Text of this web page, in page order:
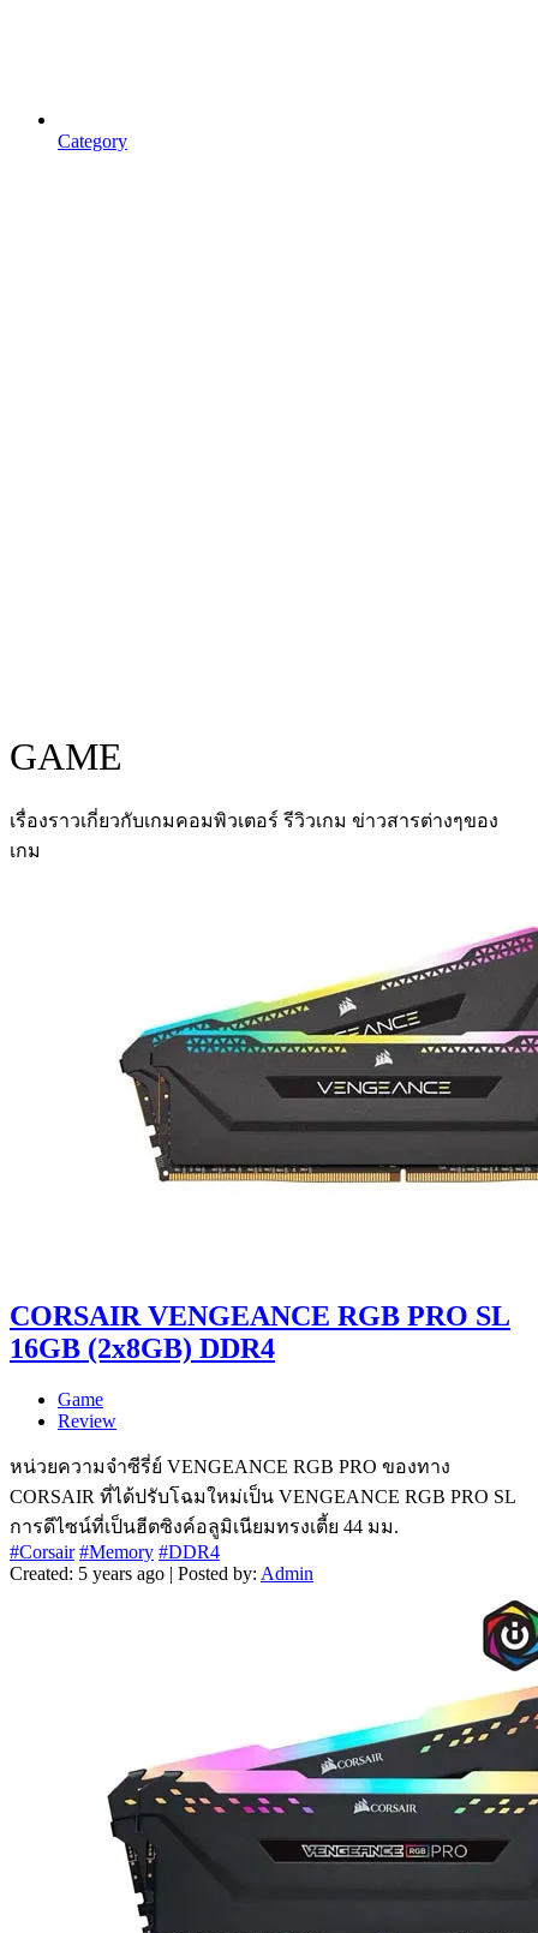
Category
GAME
เรื่องราวเกี่ยวกับเกมคอมพิวเตอร์ รีวิวเกม ข่าวสารต่างๆของ
เกม
CORSAIR VENGEANCE RGB PRO SL
16GB (2x8GB) DDR4
Game
Review
หน่วยความจำซีรี่ย์ VENGEANCE RGB PRO ของทาง
CORSAIR ที่ได้ปรับโฉมใหม่เป็น VENGEANCE RGB PRO SL
การดีไซน์ที่เป็นฮีตซิงค์อลูมิเนียมทรงเตี้ย 44 มม.
#Corsair #Memory #DDR4
Created: 5 years ago | Posted by: Admin